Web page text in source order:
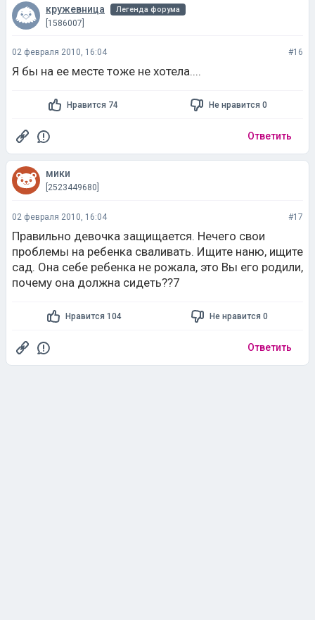
кружевница Легенда форума
[1586007]
02 февраля 2010, 16:04 #16
Я бы на ее месте тоже не хотела....
Нравится 74 Не нравится 0
Ответить
мики
[2523449680]
02 февраля 2010, 16:04 #17
Правильно девочка защищается. Нечего свои
проблемы на ребенка сваливать. Ищите наню, ищите
сад. Она себе ребенка не рожала, это Вы его родили,
почему она должна сидеть??7
Нравится 104 Не нравится 0
Ответить